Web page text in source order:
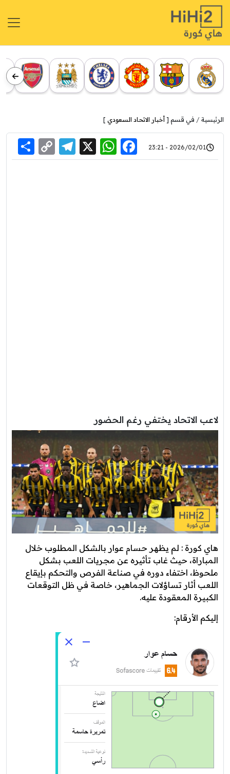
الرئيسية في قسم [ أخبار الاتحاد السعودي ]
2026/02/01 - 23:21
Facebook
WhatsApp
X
Link
لاعب الاتحاد يختفي رغم الحضور
هاي كورة : لم يظهر حسام عوار بالشكل المطلوب خلال
المباراة، حيث غاب تأثيره عن مجريات اللعب بشكل
ملحوظ، اختفاء دوره في صناعة الفرص والتحكم بإيقاع
اللعب أثار تساؤلات الجماهير، خاصة في ظل التوقعات
الكبيرة المعقودة عليه.
إليكم الأرقام: